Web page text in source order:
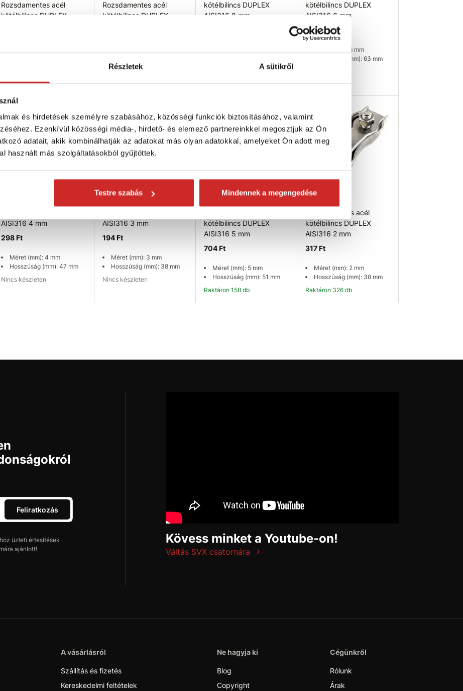
Részletek A sütikről
és hirdetések személyre szabásához, közösségi funkciók biztosításához, valamint
Ezenkívül közösségi média-, hirdető- és elemező partnereinkkel megosztjuk az Ön
adatait, akik kombinálhatják az adatokat más olyan adatokkal, amelyeket Ön adott meg
használt más szolgáltatásokból gyűjtöttek.
Testre szabás Mindennek a megengedése
Rozsdamentes acél
kötélbilincs DUPLEX
Raktáron 27 db
Rozsdamentes acél
kötélbilincs DUPLEX
Hosszúság (mm): 76 mm
kötélbilincs DUPLEX
AISI316 8 mm
kötélbilincs DUPLEX
AISI316 6 mm
611 Ft
Méret (mm): 6 mm
Hosszúság (mm): 63 mm
Elérhetőség ellenőrzése
AISI316 4 mm
298 Ft
Méret (mm): 4 mm
Hosszúság (mm): 47 mm
Nincs készleten
AISI316 3 mm
194 Ft
Méret (mm): 3 mm
Hosszúság (mm): 38 mm
Nincs készleten
kötélbilincs DUPLEX
AISI316 5 mm
704 Ft
Méret (mm): 5 mm
Hosszúság (mm): 51 mm
Raktáron 158 db
Rozsdamentes acél
kötélbilincs DUPLEX
AISI316 2 mm
317 Ft
Méret (mm): 2 mm
Hosszúság (mm): 38 mm
Raktáron 326 db
Feliratkozás
üzleti értesítések
ajánlott!
Kövess minket a Youtube-on!
Váltás SVX csatornára
A vásárlásról
Szállítás és fizetés
Kereskedelmi feltételek
Ne hagyja ki
Blog
Copyright
Cégünkről
Rólunk
Árak